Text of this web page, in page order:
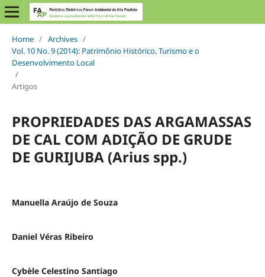
Home / Archives /
Vol. 10 No. 9 (2014): Patrimônio Histórico, Turismo e o
Desenvolvimento Local
/
Artigos
PROPRIEDADES DAS ARGAMASSAS
DE CAL COM ADIÇÃO DE GRUDE
DE GURIJUBA (Arius spp.)
Manuella Araújo de Souza
Daniel Véras Ribeiro
Cybèle Celestino Santiago